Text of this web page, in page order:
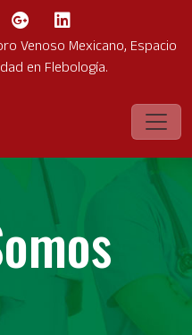
Venoso Mexicano, Espacio
en Flebología.